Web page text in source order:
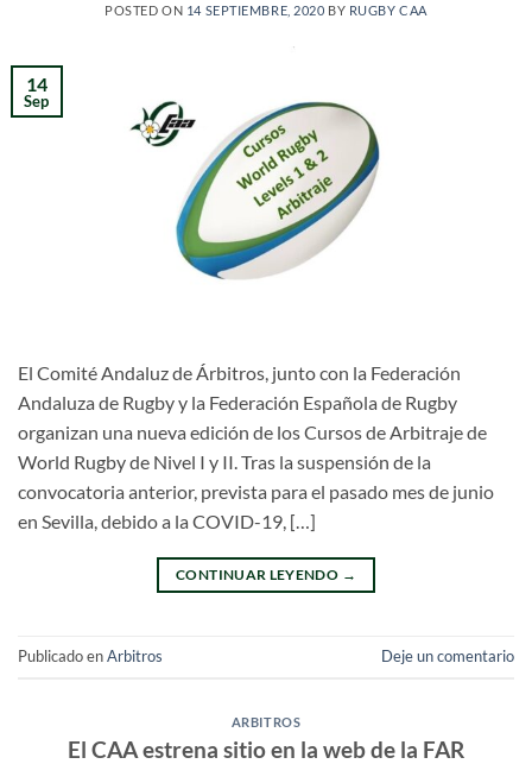
POSTED ON 14 SEPTIEMBRE, 2020 BY RUGBY CAA
14
Sep
El Comité Andaluz de Árbitros, junto con la Federación
Andaluza de Rugby y la Federación Española de Rugby
organizan una nueva edición de los Cursos de Arbitraje de
World Rugby de Nivel I y II. Tras la suspensión de la
convocatoria anterior, prevista para el pasado mes de junio
en Sevilla, debido a la COVID-19, […]
CONTINUAR LEYENDO →
Publicado enArbitros Deje un comentario
ARBITROS
El CAA estrena sitio en la web de la FAR